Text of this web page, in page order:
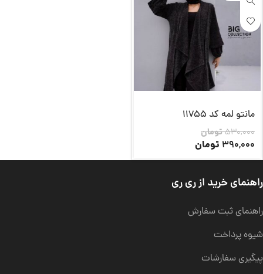
مانتو لمه کد 11755
530,000تومان
390,000 تومان
راهنمای خرید از ری ری
راهنمای ثبت سفارش
شیوه پرداخت
پیگیری سفارشات